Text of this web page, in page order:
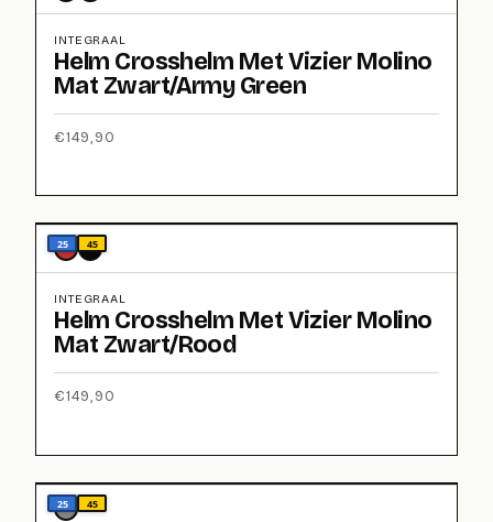
INTEGRAAL
Helm Crosshelm Met Vizier Molino
Mat Zwart/Army Green
€149,90
25 45
INTEGRAAL
Helm Crosshelm Met Vizier Molino
Mat Zwart/Rood
€149,90
25 45